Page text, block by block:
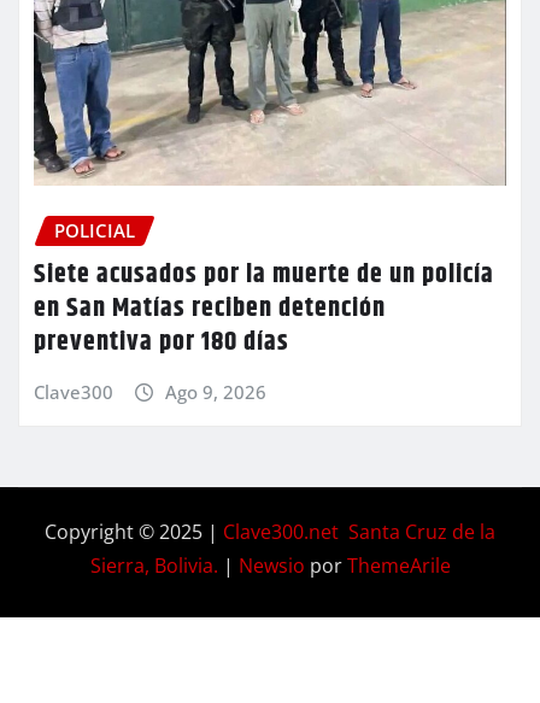
POLICIAL
Siete acusados por la muerte de un policía
en San Matías reciben detención
preventiva por 180 días
Clave300 Ago 9, 2026
Copyright © 2025 | Clave300.net Santa Cruz de la
Sierra, Bolivia. | Newsio porThemeArile